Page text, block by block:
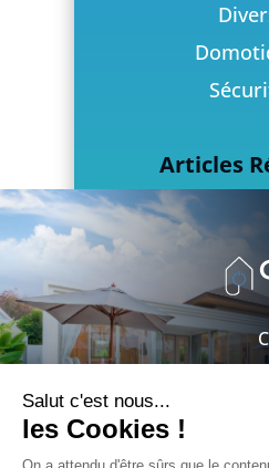
Articles
Quel
domotique
sans
Onduleur
fonctionnement,
utilisation en
Serrure
modèles pour